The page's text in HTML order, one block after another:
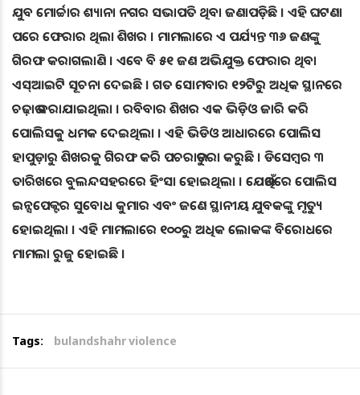
ଯୁବ ମୋର୍ଚ୍ଚାର ଶ୍ୟାନା ନଗର ସଭାପତି ଥିବା ଜଣାପଡ଼ିଛି । ଏହି ଘଟଣା
ପରେ ଫେରାର ଥିଲା ଶିଖର । ମାମଲାରେ ଏ ପର୍ଯ୍ୟନ୍ତ ୩୬ ଜଣଙ୍କୁ
ଗିରଫ କରାଗଲାଣି । ଏବେ ବି ୫୧ ଜଣ ଅଭିଯୁକ୍ତ ଫେରାର ଥିବା
ଏସ୍‌ଆଇଟି ସୂଚନା ଦେଇଛି । ଗତ ସୋମବାର ୧୨ଟିରୁ ଅଧିକ ସ୍ଥାନରେ
ଚଢ଼ାଉ କରାଯାଇଥିଲା । ରବିବାର ଶିଖର ଏକ ଭିଡ଼ିଓ ଜାରି କରି
ପୋଲିସକୁ ଧମକ ଦେଇଥିଲା । ଏହି ଭିଡିଓ ଆଧାରରେ ପୋଲିସ
ହାପୁଡ଼ାରୁ ଶିଖରକୁ ଗିରଫ କରି ପଚରାଉଚୁରା କରୁଛି । ଡିସେମ୍ବର ୩
ତାରିଖରେ ବୁଲନ୍ଦସହରରେ ହିଂସା ହୋଇଥିଲା । ଯେଉଁଥିରେ ପୋଲିସ
ଇନ୍ସପେକ୍ଟର ସୁବୋଧ କୁମାର ଏବଂ ଜଣେ ସ୍ଥାନୀୟ ଯୁବକଙ୍କୁ ମୃତ୍ୟୁ
ହୋଇଥିଲା । ଏହି ମାମଲାରେ ୧୦୦ରୁ ଅଧିକ ଲୋକଙ୍କ ବିରୋଧରେ
ମାମଲା ରୁଜୁ ହୋଇଛି ।
Tags: bulandshahr violence